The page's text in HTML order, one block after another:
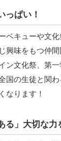
っぱい！
ベキューや文
興味をもつ仲
ン文化祭、第
国の生徒と関
なります！
る」大切な力